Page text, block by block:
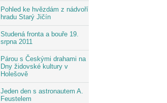
Pohled ke hvězdám z nádvoří
hradu Starý Jičín
Studená fronta a bouře 19.
srpna 2011
Párou s Českými drahami na
Dny židovské kultury v
Holešově
Jeden den s astronautem A.
Feustelem